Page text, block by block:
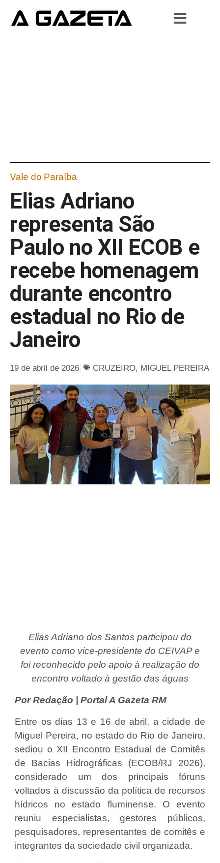
Vale do Paraíba
Elias Adriano
representa São
Paulo no XII ECOB e
recebe homenagem
durante encontro
estadual no Rio de
Janeiro
19 de abril de 2026 CRUZEIRO, MIGUEL PEREIRA
Elias Adriano dos Santos participou do
evento como vice-presidente do CEIVAP e
foi reconhecido pelo apoio à realização do
encontro voltado à gestão das águas
Por Redação | Portal A Gazeta RM
Entre os dias 13 e 16 de abril, a cidade de
Miguel Pereira, no estado do Rio de Janeiro,
sediou o XII Encontro Estadual de Comitês
de Bacias Hidrográficas (ECOB/RJ 2026),
considerado um dos principais fóruns
voltados à discussão da política de recursos
hídricos no estado fluminense. O evento
reuniu especialistas, gestores públicos,
pesquisadores, representantes de comitês e
integrantes da sociedade civil organizada.